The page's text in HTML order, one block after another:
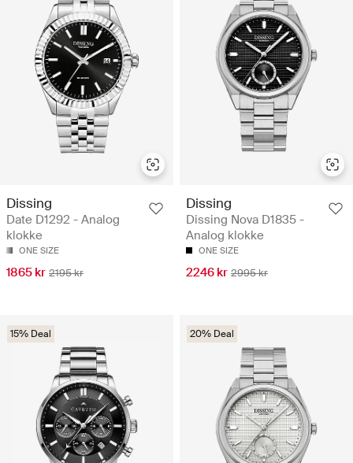
Dissing
Date D1292 - Analog
klokke
ONE SIZE
1865 kr 2195 kr
Dissing
Dissing Nova D1835 -
Analog klokke
ONE SIZE
2246 kr 2995 kr
15% Deal 20% Deal